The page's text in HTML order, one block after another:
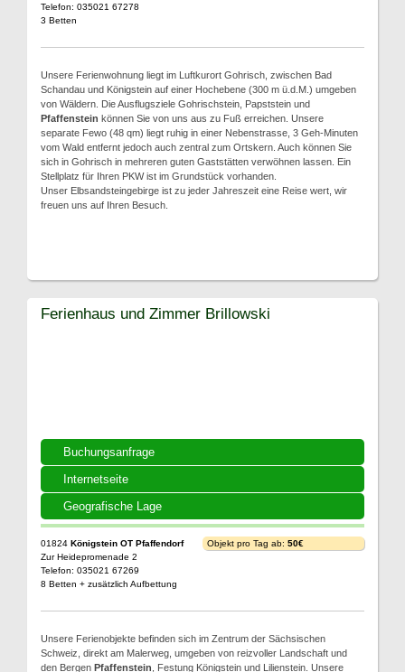
Telefon: 035021 67278
3 Betten
Unsere Ferienwohnung liegt im Luftkurort Gohrisch, zwischen Bad
Schandau und Königstein auf einer Hochebene (300 m ü.d.M.) umgeben
von Wäldern. Die Ausflugsziele Gohrischstein, Papststein und
Pfaffenstein können Sie von uns aus zu Fuß erreichen. Unsere
separate Fewo (48 qm) liegt ruhig in einer Nebenstrasse, 3 Geh-Minuten
vom Wald entfernt jedoch auch zentral zum Ortskern. Auch können Sie
sich in Gohrisch in mehreren guten Gaststätten verwöhnen lassen. Ein
Stellplatz für Ihren PKW ist im Grundstück vorhanden.
Unser Elbsandsteingebirge ist zu jeder Jahreszeit eine Reise wert, wir
freuen uns auf Ihren Besuch.
Buchungsanfrage
Internetseite
Geografische Lage
Ferienhaus und Zimmer Brillowski
01824 Königstein OT Pfaffendorf
Zur Heidepromenade 2
Telefon: 035021 67269
8 Betten + zusätzlich Aufbettung
Objekt pro Tag ab: 50€
Unsere Ferienobjekte befinden sich im Zentrum der Sächsischen
Schweiz, direkt am Malerweg, umgeben von reizvoller Landschaft und
den Bergen Pfaffenstein , Festung Königstein und Lilienstein. Unsere